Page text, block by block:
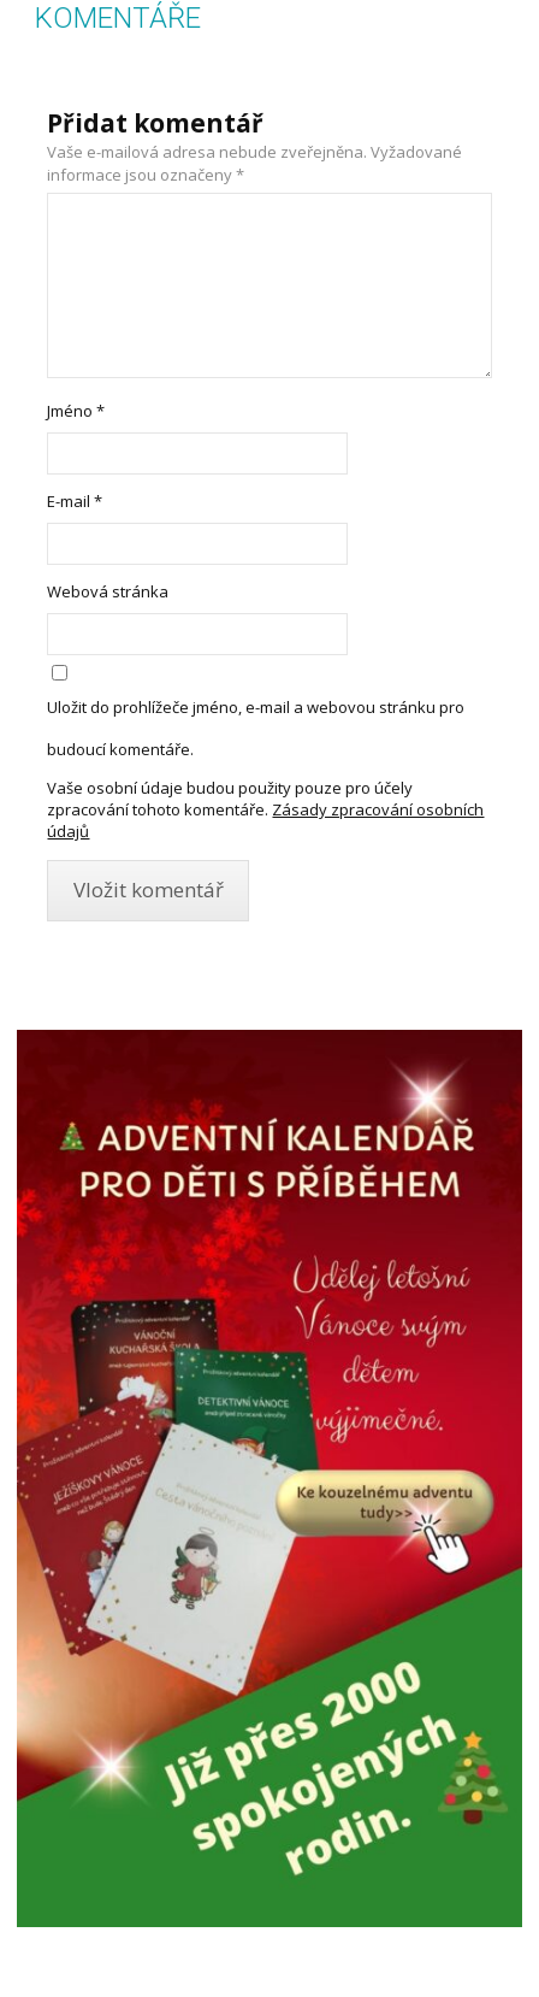
KOMENTÁŘE
Přidat komentář
Vaše e-mailová adresa nebude zveřejněna. Vyžadované
informace jsou označeny*
Jméno*
E-mail*
Webová stránka
Uložit do prohlížeče jméno, e-mail a webovou stránku pro
budoucí komentáře.
Vaše osobní údaje budou použity pouze pro účely
zpracování tohoto komentáře. Zásady zpracování osobních
údajů